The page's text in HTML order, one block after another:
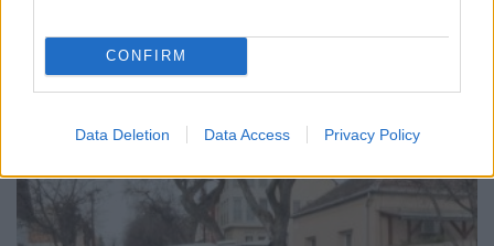
CONFIRM
Data Deletion Data Access Privacy Policy
Összesen 42 jármű érintett az eddigi információk alapján.